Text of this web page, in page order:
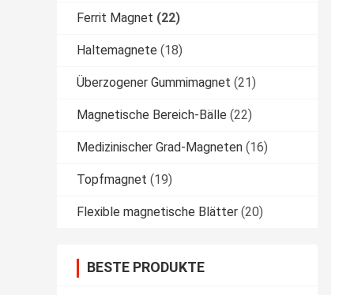
Ferrit Magnet (22)
Haltemagnete (18)
Überzogener Gummimagnet (21)
Magnetische Bereich-Bälle (22)
Medizinischer Grad-Magneten (16)
Topfmagnet (19)
Flexible magnetische Blätter (20)
BESTE PRODUKTE